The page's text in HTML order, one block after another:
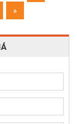
»